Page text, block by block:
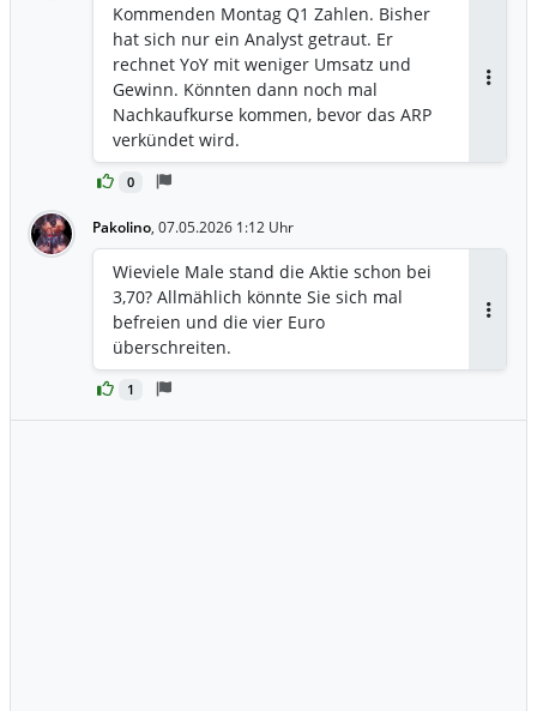
0
Kommenden Montag Q1 Zahlen. Bisher
hat sich nur ein Analyst getraut. Er
rechnet YoY mit weniger Umsatz und
Gewinn. Könnten dann noch mal
Nachkaufkurse kommen, bevor das ARP
verkündet wird.
Pakolino, 07.05.2026 1:12 Uhr
1
Wieviele Male stand die Aktie schon bei
3,70? Allmählich könnte Sie sich mal
befreien und die vier Euro
überschreiten.